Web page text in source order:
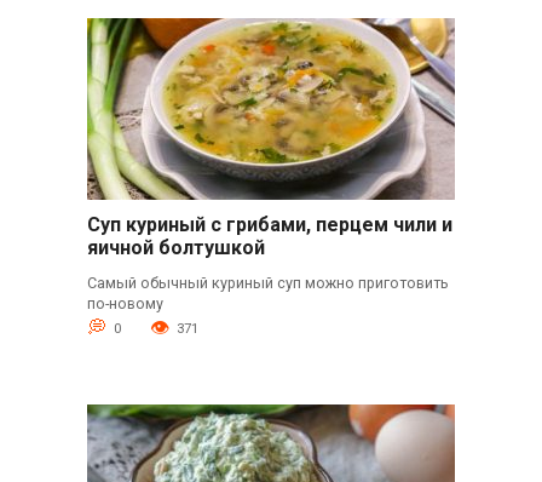
Суп куриный с грибами, перцем чили и
яичной болтушкой
Самый обычный куриный суп можно приготовить
по-новому
0 371